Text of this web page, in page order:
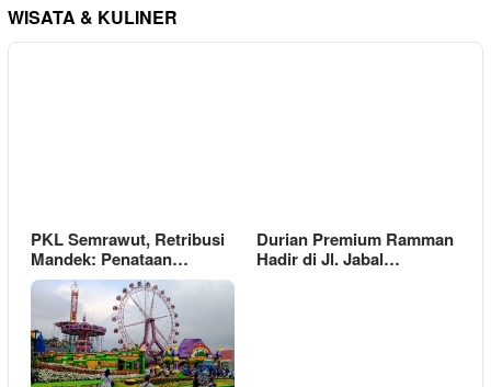
WISATA & KULINER
PKL Semrawut, Retribusi
Mandek: Penataan…
Durian Premium Ramman
Hadir di Jl. Jabal…